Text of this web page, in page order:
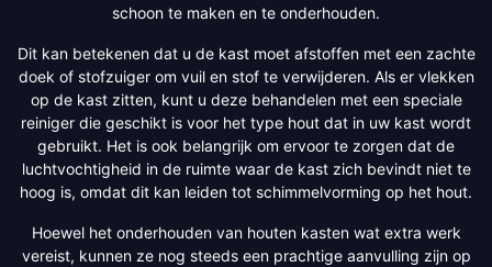
schoon te maken en te onderhouden.
Dit kan betekenen dat u de kast moet afstoffen met een zachte
doek of stofzuiger om vuil en stof te verwijderen. Als er vlekken
op de kast zitten, kunt u deze behandelen met een speciale
reiniger die geschikt is voor het type hout dat in uw kast wordt
gebruikt. Het is ook belangrijk om ervoor te zorgen dat de
luchtvochtigheid in de ruimte waar de kast zich bevindt niet te
hoog is, omdat dit kan leiden tot schimmelvorming op het hout.
Hoewel het onderhouden van houten kasten wat extra werk
vereist, kunnen ze nog steeds een prachtige aanvulling zijn op